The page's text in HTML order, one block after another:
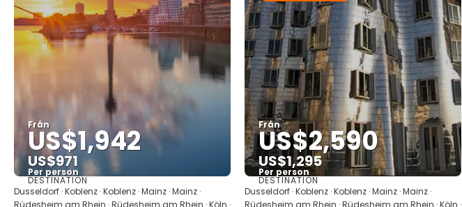
Från
US$1,942
US$971
Per person
Se
DESTINATION
Dusseldorf · Koblenz · Koblenz · Mainz · Mainz ·
Rüdesheim am Rhein · Rüdesheim am Rhein · Köln ·
Från
US$2,590
US$1,295
Per person
Se
DESTINATION
Dusseldorf · Koblenz · Koblenz · Mainz · Mainz ·
Rüdesheim am Rhein · Rüdesheim am Rhein · Köln ·